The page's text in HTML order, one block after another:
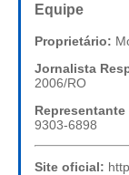
Equipe
Proprietário:
Jornalista
2006/RO
Representante
9303-6898
Site oficial: